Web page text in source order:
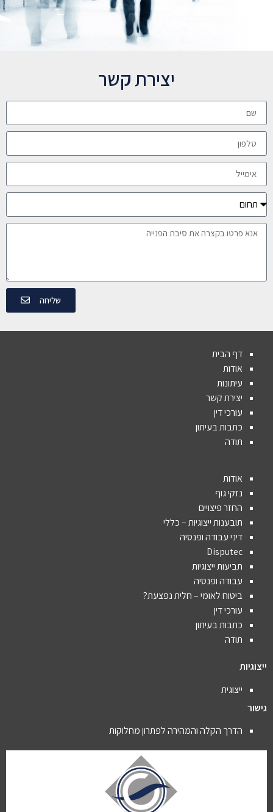
יצירת קשר
שליחה
דף הבית
אודות
עיתונות
יצירת קשר
עורכי דין
כתבות בעיתון
תודה
אודות
נזקי גוף
החזר פיצויים
תובענות ייצוגיות – כללי
דיני עבודה ופנסיה
Disputec
תביעות ייצוגיות
עבודה ופנסיה
ביטוח לאומי – חלית נפצעת?
עורכי דין
כתבות בעיתון
תודה
ייצוגיות
ייצוגית
גישור
הדרך הקלה והמהירה לפתרון מחלוקות